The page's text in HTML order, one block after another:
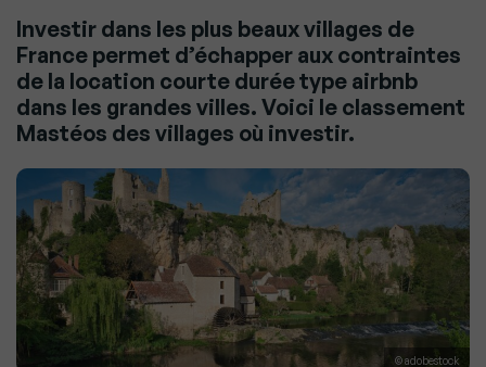
Investir dans les plus beaux villages de
France permet d’échapper aux contraintes
de la location courte durée type airbnb
dans les grandes villes. Voici le classement
Mastéos des villages où investir.
© adobestock